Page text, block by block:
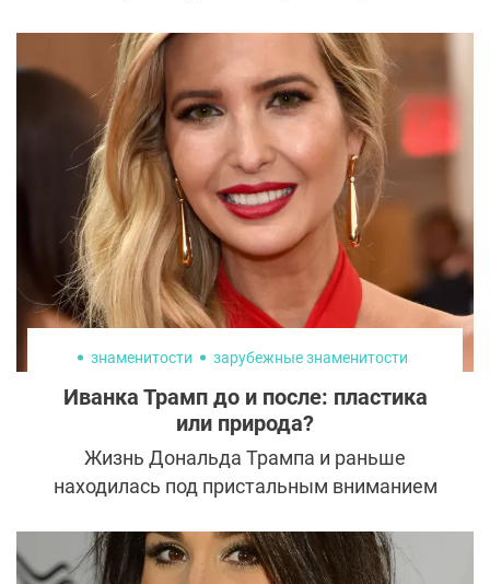
обойтись без скальпеля». Просто у женщин
старше 45 операция дает заведомо
хороший результат на долгие 15–20 лет.
Любая косметологическая процедура не
сравнится с хирургической коррекцией ни
по эффективности, ни по длительности
эффекта, ни по стоимости. Но с
омоложением зоны декольте все обстоит
иначе: у косметологических методов
лифтинга этой области нет альтернативы.
знаменитости зарубежные знаменитости
Иванка Трамп до и после: пластика
или природа?
Жизнь Дональда Трампа и раньше
находилась под пристальным вниманием
папарацци мира стремятся разузнать
секреты богатого семейства. И пока одни